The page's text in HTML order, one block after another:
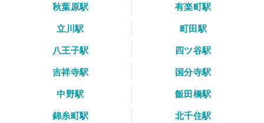
秋葉原駅
有楽町駅
立川駅
町田駅
八王子駅
四ツ谷駅
吉祥寺駅
国分寺駅
中野駅
飯田橋駅
錦糸町駅
北千住駅